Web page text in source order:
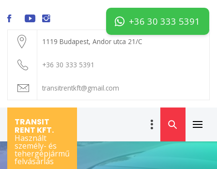
1119 Budapest, Andor utca 21/C
+36 30 333 5391
transitrentkft@gmail.com
TRANSIT
RENT KFT.
Használt
személy- és
tehergépjármű
felvásárlás
Menu
+36 30 333 5391